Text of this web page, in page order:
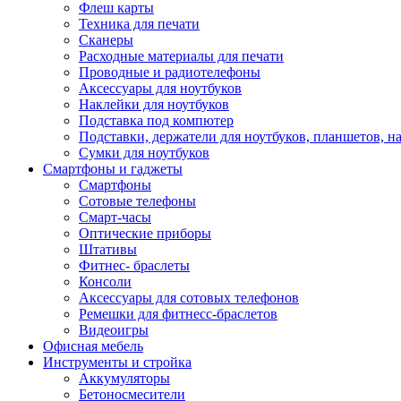
Флеш карты
Техника для печати
Сканеры
Расходные материалы для печати
Проводные и радиотелефоны
Аксессуары для ноутбуков
Наклейки для ноутбуков
Подставка под компютер
Подставки, держатели для ноутбуков, планшетов,
Сумки для ноутбуков
Смартфоны и гаджеты
Смартфоны
Сотовые телефоны
Смарт-часы
Оптические приборы
Штативы
Фитнес- браслеты
Консоли
Аксессуары для сотовых телефонов
Ремешки для фитнесс-браслетов
Видеоигры
Офисная мебель
Инструменты и стройка
Аккумуляторы
Бетоносмесители